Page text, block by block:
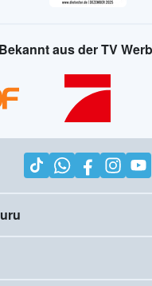
Bekannt aus der TV